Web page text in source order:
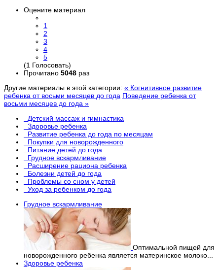
Оцените материал
1
2
3
4
5
(1 Голосовать)
Прочитано 5048 раз
Другие материалы в этой категории: « Когнитивное развитие
ребенка от восьми месяцев до года Поведение ребенка от
восьми месяцев до года »
Детский массаж и гимнастика
Здоровье ребенка
Развитие ребенка до года по месяцам
Покупки для новорожденного
Питание детей до года
Грудное вскармливание
Расширение рациона ребенка
Болезни детей до года
Проблемы со сном у детей
Уход за ребенком до года
Грудное вскармливание
Оптимальной пищей для
новорожденного ребенка является материнское молоко...
Здоровье ребенка